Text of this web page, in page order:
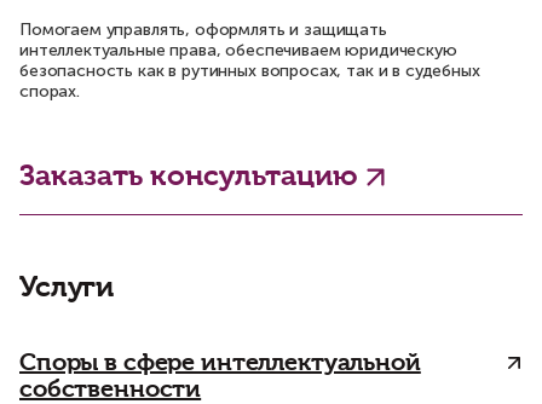
Помогаем управлять, оформлять и защищать
интеллектуальные права, обеспечиваем юридическую
безопасность как в рутинных вопросах, так и в судебных
спорах.
Заказать консультацию
Услуги
Споры в сфере интеллектуальной
собственности